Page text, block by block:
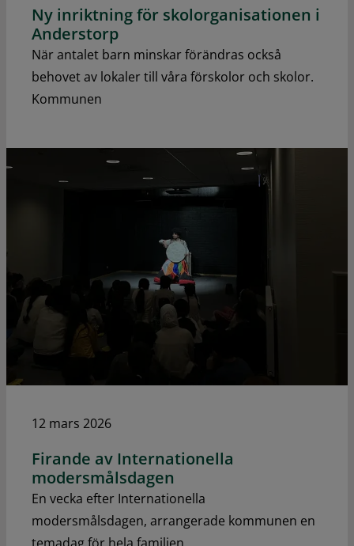
Ny inriktning för skolorganisationen i
Anderstorp
När antalet barn minskar förändras också
behovet av lokaler till våra förskolor och skolor.
Kommunen
12 mars 2026
Firande av Internationella
modersmålsdagen
En vecka efter Internationella
modersmålsdagen, arrangerade kommunen en